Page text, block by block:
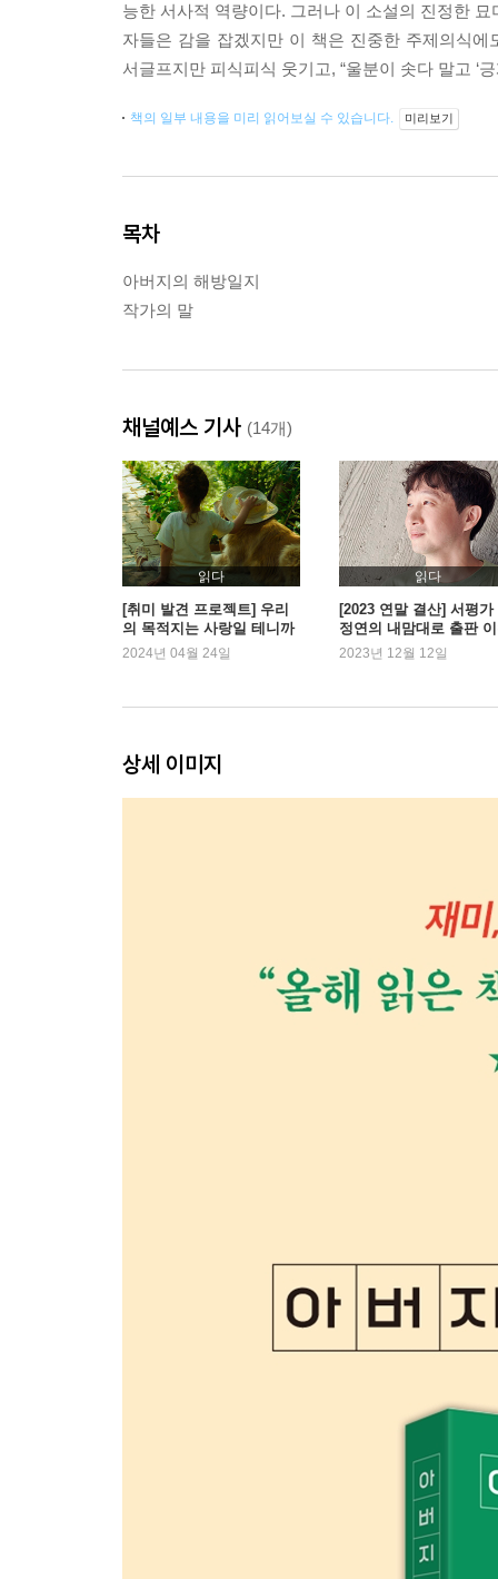
능한 서사적 역량이다. 그러나 이 소설의 진정한
자들은 감을 잡겠지만 이 책은 진중한 주제의식에
서글프지만 피식피식 웃기고, “울분이 솟다 말고 ‘
책의 일부 내용을 미리 읽어보실 수 있습니다. 미리보기
목차
아버지의 해방일지
작가의 말
채널예스 기사 (14개)
읽다
[취미 발견 프로젝트] 우리
의 목적지는 사랑일 테니까
2024년 04월 24일
읽다
[2023 연말 결산] 서평가
정연의 내맘대로 출판
2023년 12월 12일
상세 이미지